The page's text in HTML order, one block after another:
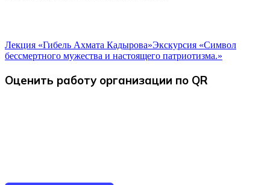
Лекция «Гибель Ахмата Кадырова»Экскурсия «Символ
бессмертного мужества и настоящего патриотизма.»
Оценить работу организации по QR